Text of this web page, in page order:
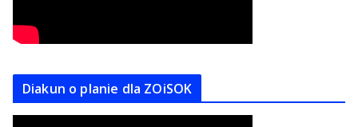
Diakun o planie dla ZOiSOK